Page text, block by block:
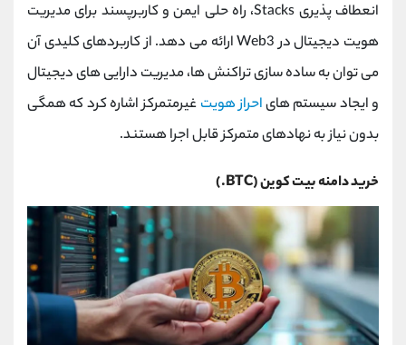
انعطاف ‌پذیری Stacks، راه‌ حلی ایمن و کاربرپسند برای مدیریت
هویت دیجیتال در Web3 ارائه می دهد. از کاربردهای کلیدی آن
می ‌توان به ساده ‌سازی تراکنش ‌ها، مدیریت دارایی ‌های دیجیتال
و ایجاد سیستم ‌هایاحراز هویت غیرمتمرکز اشاره کرد که همگی
بدون نیاز به نهادهای متمرکز قابل اجرا هستند.
خرید دامنه بیت ‌کوین (BTC.)